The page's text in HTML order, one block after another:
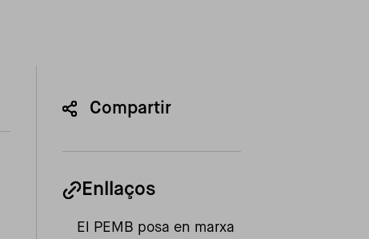
Compartir
Enllaços
El PEMB posa en marxa